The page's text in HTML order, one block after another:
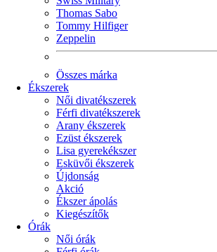
Thomas Sabo
Tommy Hilfiger
Zeppelin
Összes márka
Ékszerek
Női divatékszerek
Férfi divatékszerek
Arany ékszerek
Ezüst ékszerek
Lisa gyerekékszer
Esküvői ékszerek
Újdonság
Akció
Ékszer ápolás
Kiegészítők
Órák
Női órák